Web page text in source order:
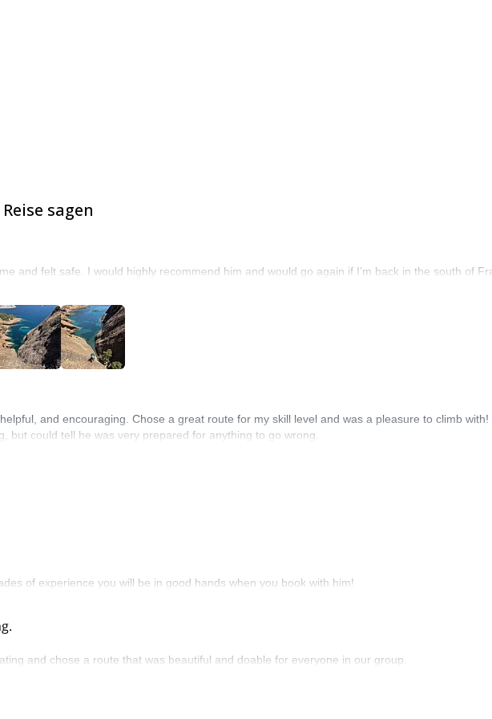
sagen
and felt safe. I would highly recommend him and would go again if I’m back in the south of
and encouraging. Chose a great route for my skill level and was a pleasure to climb with!
but could tell he was very prepared for anything to go wrong.
of experience you will be in good hands when you book with him!
and chose a route that was beautiful and doable for everyone in our group.